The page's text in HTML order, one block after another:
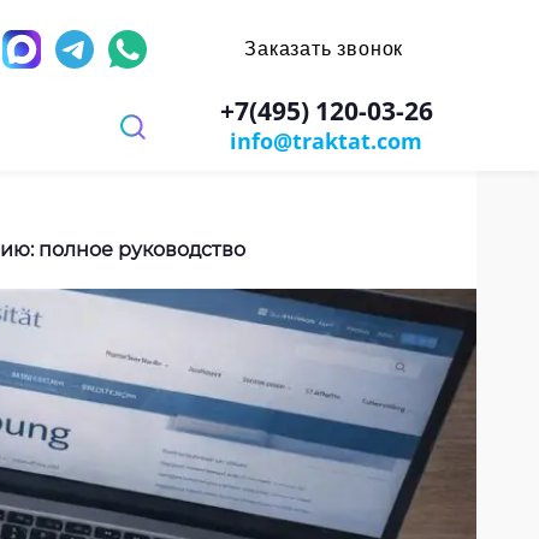
документа
паспорт, диплом, справки
+7(495) 120-03-26
info@traktat.com
Заказать звонок
полное руководство